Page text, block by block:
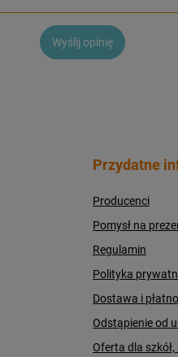
Wyślij opinię
Przydatne
Producenci
Pomysł na
Regulamin
Polityka
Dostawa i
Odstąpienie od
Oferta dla